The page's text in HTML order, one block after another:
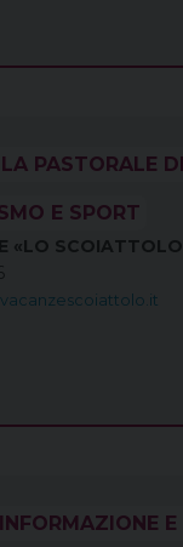
PASTORALE
E SPORT
«LO